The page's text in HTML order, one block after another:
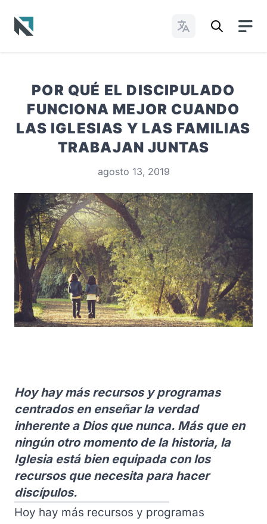
Cambiar idioma
POR QUÉ EL DISCIPULADO
FUNCIONA MEJOR CUANDO
LAS IGLESIAS Y LAS FAMILIAS
TRABAJAN JUNTAS
agosto 13, 2019
Hoy hay más recursos y programas
centrados en enseñar la verdad
inherente a Dios que nunca. Más que en
ningún otro momento de la historia, la
Iglesia está bien equipada con los
recursos que necesita para hacer
discípulos.
Hoy hay más recursos y programas